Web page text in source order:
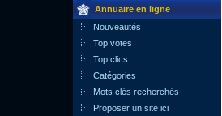
Annuaire en ligne
Nouveautés
Top votes
Top clics
Catégories
Mots clés recherchés
Proposer un site ici